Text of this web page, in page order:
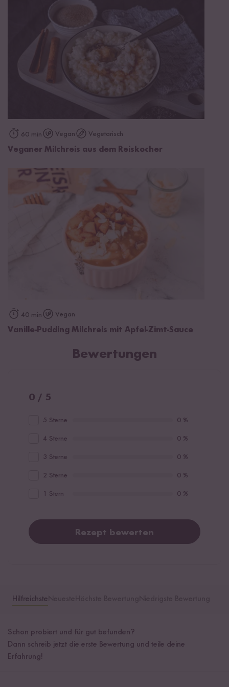
60 min Vegan Vegetarisch
Veganer Milchreis aus dem Reiskocher
40 min Vegan
Vanille-Pudding Milchreis mit Apfel-Zimt-Sauce
Bewertungen
0 / 5
5 Sterne 0 %
4 Sterne 0 %
3 Sterne 0 %
2 Sterne 0 %
1 Stern 0 %
Rezept bewerten
Hilfreichste
Schon probiert und für gut befunden?
Dann schreib jetzt die erste Bewertung und teile deine
Erfahrung!